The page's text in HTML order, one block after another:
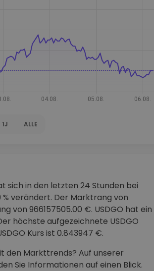
1J ALLE
sich in den letzten 24 Stunden bei
% verändert. Der Marktrang von
von 966157505.00 €. USDGO hat ein
höchste aufgezeichnete USDGO
Kurs ist 0.843947 €.
den Markttrends? Auf unserer
Sie Informationen auf einen Blick.